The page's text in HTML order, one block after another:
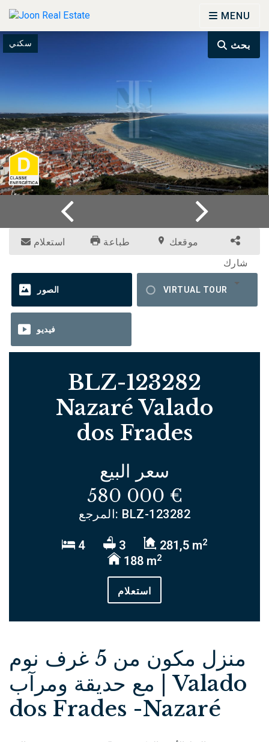
MENU
بحث سكني
استعلام طباعة
موقعك
شارك
الصور VIRTUAL TOUR
فيديو
منزل مكون من 5 غرف نوم
مع حديقة ومرآب | Valado
dos Frades -Nazaré
BLZ-123282
Nazaré Valado
dos Frades
سعر البيع
580 000 €
المرجع: BLZ-123282
4 3 281,5 m2
188 m2
استعلام